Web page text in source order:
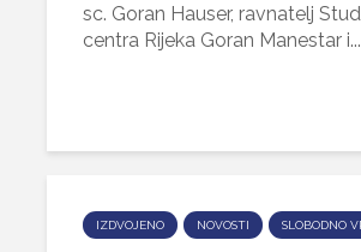
sc. Goran Hauser, ravnatelj
centra Rijeka Goran Manestar i...
IZDVOJENO NOVOSTI SLOBODNO